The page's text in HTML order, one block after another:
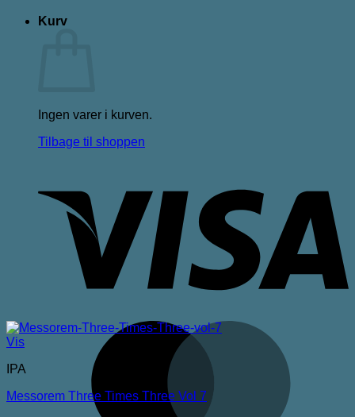
Kurv
Ingen varer i kurven.
Tilbage til shoppen
Vis
IPA
Messorem Three Times Three Vol 7